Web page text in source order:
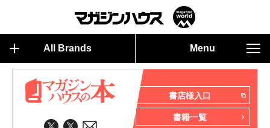
All Brands Menu
書店様入口
書籍一覧